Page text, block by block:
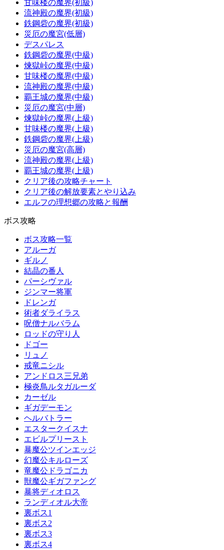
甘味楼の魔界(初級)
流神殿の魔界(初級)
鉄鋼砦の魔界(初級)
災厄の魔宮(低層)
デスパレス
鉄鋼砦の魔界(中級)
煉獄峠の魔界(中級)
甘味楼の魔界(中級)
流神殿の魔界(中級)
覇王城の魔界(中級)
災厄の魔宮(中層)
煉獄峠の魔界(上級)
甘味楼の魔界(上級)
鉄鋼砦の魔界(上級)
災厄の魔宮(高層)
流神殿の魔界(上級)
覇王城の魔界(上級)
クリア後の攻略チャート
クリア後の解放要素とやり込み
エルフの理想郷の攻略と報酬
ボス攻略
ボス攻略一覧
アルーガ
ギルノ
結晶の番人
パーシヴァル
ジンマー将軍
ドレンガ
術者ダライラス
呪僧ナルバラム
ロッドの守り人
ドゴー
リュノ
戒竜ニシル
アンドロス三兄弟
極炎鳥ルタガルーダ
カーゼル
ギガデーモン
ヘルバトラー
エスタークイスナ
エビルプリースト
暴魔公ツインエッジ
幻魔公キルローズ
竜魔公ドラゴニカ
獣魔公ギガファング
暴将ディオロス
ランディオル大帝
裏ボス1
裏ボス2
裏ボス3
裏ボス4